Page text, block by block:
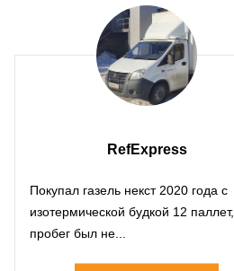
RefExpress
Покупал газель некст 2020 года с
изотермической будкой 12 паллет,
пробег был не...